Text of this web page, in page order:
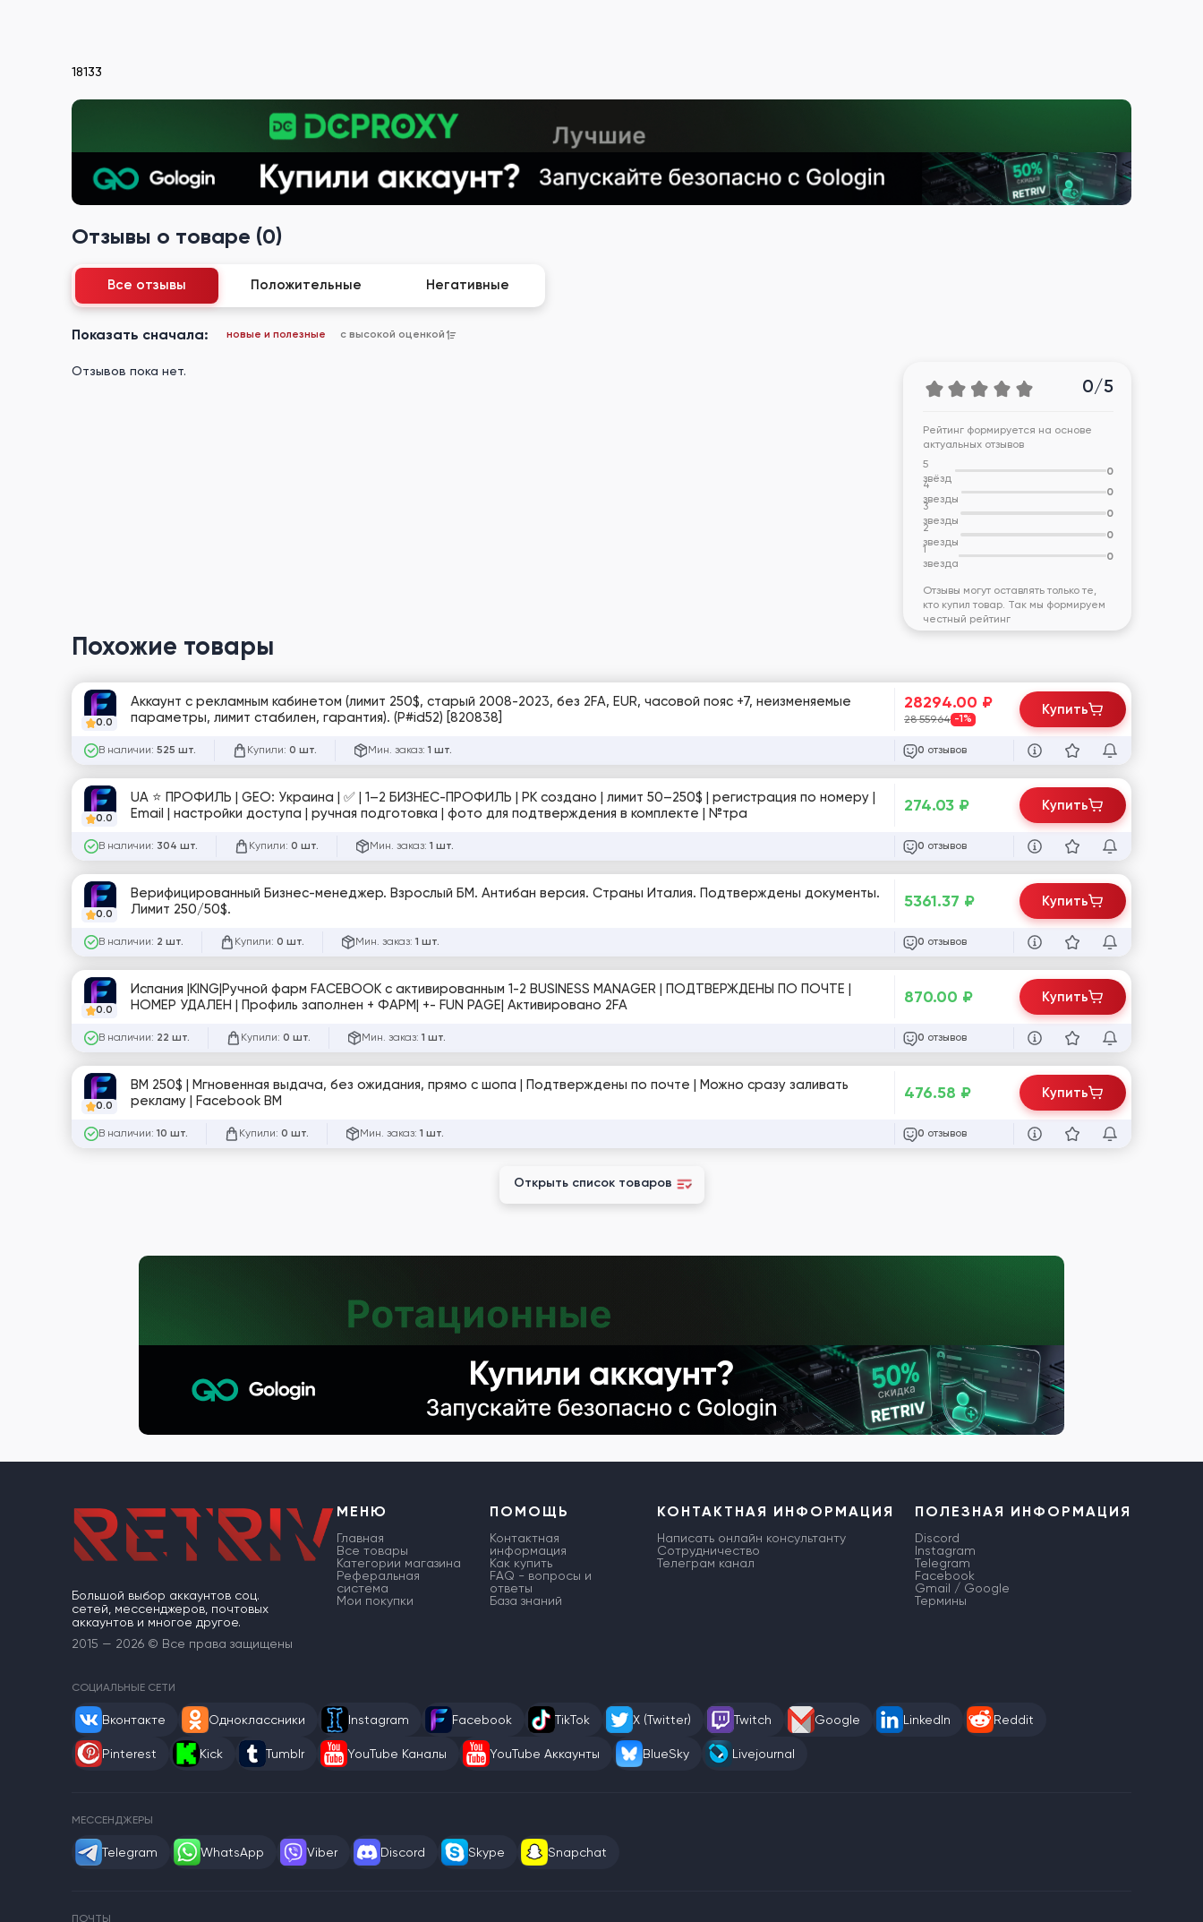
18133
Отзывы о товаре (0)
Все отзывы Положительные Негативные
Показать сначала: новые и полезные с высокой оценкой
Отзывов пока нет.
0/5
Рейтинг формируется на основе
актуальных отзывов
5
звёзд
0
4
звезды
0
3
звезды
0
2
звезды
0
1
звезда
0
Отзывы могут оставлять только те,
кто купил товар. Так мы формируем
честный рейтинг
Похожие товары
0.0
Аккаунт с рекламным кабинетом (лимит 250$, старый 2008-2023, без 2FA, EUR, часовой пояс +7, неизменяемые
параметры, лимит стабилен, гарантия). (P#id52) [820838]
В наличии: 525 шт. Купили: 0 шт. Мин. заказ: 1 шт.
28294.00 ₽
28 559.64 -1%
0 отзывов
Купить
0.0
UA ⭐️ ПРОФИЛЬ | GEO: Украина | ✅ | 1–2 БИЗНЕС-ПРОФИЛЬ | РК создано | лимит 50–250$ | регистрация по номеру |
Email | настройки доступа | ручная подготовка | фото для подтверждения в комплекте | №тра
В наличии: 304 шт. Купили: 0 шт. Мин. заказ: 1 шт.
274.03 ₽
0 отзывов
Купить
0.0
Верифицированный Бизнес-менеджер. Взрослый БМ. Антибан версия. Страны Италия. Подтверждены документы.
Лимит 250/50$.
В наличии: 2 шт. Купили: 0 шт. Мин. заказ: 1 шт.
5361.37 ₽
0 отзывов
Купить
0.0
Испания |KING|Ручной фарм FACEBOOK с активированным 1-2 BUSINESS MANAGER | ПОДТВЕРЖДЕНЫ ПО ПОЧТЕ |
НОМЕР УДАЛЕН | Профиль заполнен + ФАРМ| +- FUN PAGE| Активировано 2FA
В наличии: 22 шт. Купили: 0 шт. Мин. заказ: 1 шт.
870.00 ₽
0 отзывов
Купить
0.0
BM 250$ | Мгновенная выдача, без ожидания, прямо с шопа | Подтверждены по почте | Можно сразу заливать
рекламу | Facebook BM
В наличии: 10 шт. Купили: 0 шт. Мин. заказ: 1 шт.
476.58 ₽
0 отзывов
Купить
Открыть список товаров
Большой выбор аккаунтов соц.
сетей, мессенджеров, почтовых
аккаунтов и многое другое.
2015 — 2026 © Все права защищены
МЕНЮ
Главная
Все товары
Категории магазина
Реферальная
система
Мои покупки
ПОМОЩЬ
Контактная
информация
Как купить
FAQ - вопросы и
ответы
База знаний
КОНТАКТНАЯ ИНФОРМАЦИЯ
Написать онлайн консультанту
Сотрудничество
Телеграм канал
ПОЛЕЗНАЯ ИНФОРМАЦИЯ
Discord
Instagram
Telegram
Facebook
Gmail / Google
Термины
СОЦИАЛЬНЫЕ СЕТИ
Вконтакте Одноклассники Instagram Facebook TikTok X (Twitter) Twitch Google LinkedIn Reddit
Pinterest Kick Tumblr YouTube Каналы YouTube Аккаунты BlueSky Livejournal
МЕССЕНДЖЕРЫ
Telegram WhatsApp Viber Discord Skype Snapchat
ПОЧТЫ